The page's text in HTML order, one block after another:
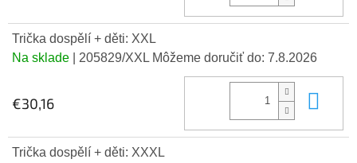
Trička dospělí + děti: XXL
Na sklade
| 205829/XXL Môžeme doručiť do: 7.8.2026
€30,16
Trička dospělí + děti: XXXL